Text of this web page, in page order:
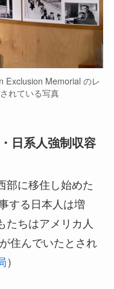
Exclusion Memorial のレ
れている写真
日系人強制収容
部に移住し始めた
する日本人は増
たちはアメリカ人
住んでいたとされ
）